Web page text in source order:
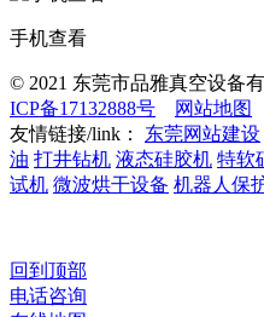
手机查看
© 2021 东莞市品雅真空设备
ICP备17132888号
网站地图
友情链接/link：
东莞网站建设
油 打井钻机 液态硅胶机 特软
试机 微波烘干设备 机器人保
回到顶部
电话咨询